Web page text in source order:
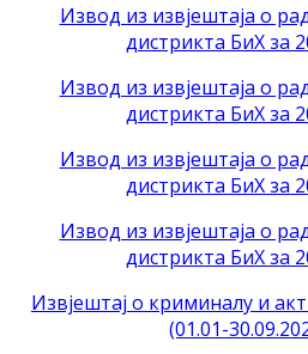
Извод из извјештаја о
дистрикта БиХ за
Извод из извјештаја о
дистрикта БиХ за
Извод из извјештаја о
дистрикта БиХ за
Извод из извјештаја о
дистрикта БиХ за
Извјештај о криминалу и
(01.01-